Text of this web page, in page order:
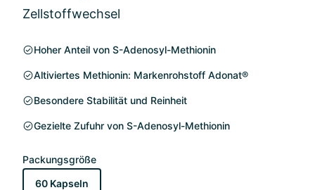
Zellstoffwechsel
Hoher Anteil von S-Adenosyl-Methionin
Altiviertes Methionin: Markenrohstoff Adonat®
Besondere Stabilität und Reinheit
Gezielte Zufuhr von S-Adenosyl-Methionin
Packungsgröße
60 Kapseln